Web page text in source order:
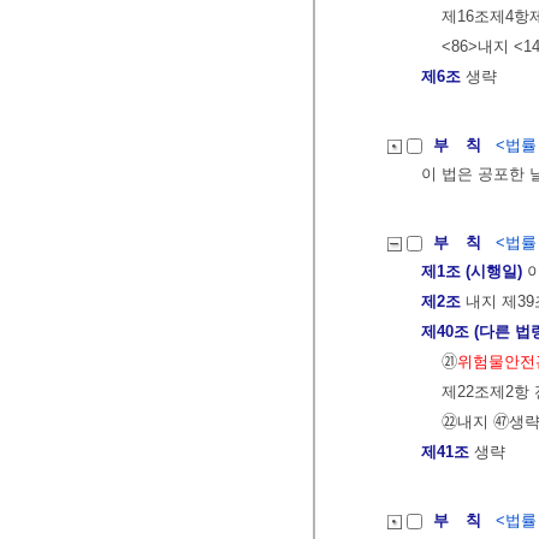
제16조제4항
<86>내지
제6조 생략
부 칙
<법
이 법은 공포한
부 칙
<법
제1조 (시행일)
제2조 내지 제39
제40조 (다른 법
㉑위험물안
제22조제2항
㉒내지 ㊼생략
제41조 생략
부 칙
<법